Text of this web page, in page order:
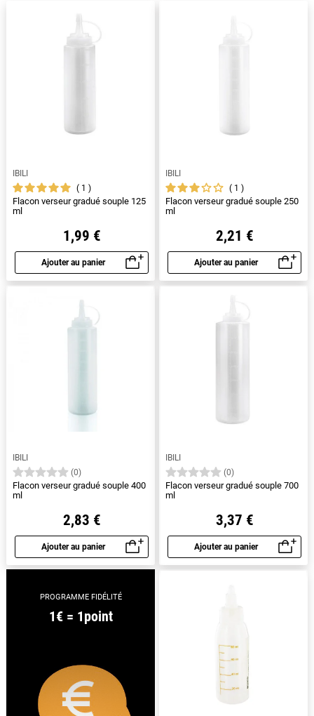
IBILI
1
Flacon verseur gradué souple 125
ml
1,99 €
Ajouter au panier
Aperçu rapide
IBILI
1
Flacon verseur gradué souple 250
ml
2,21 €
Ajouter au panier
Aperçu rapide
IBILI
(0)
Flacon verseur gradué souple 400
ml
2,83 €
Ajouter au panier
Aperçu rapide
IBILI
(0)
Flacon verseur gradué souple 700
ml
3,37 €
Ajouter au panier
Aperçu rapide
PROGRAMME FIDÉLITÉ
1€ = 1point